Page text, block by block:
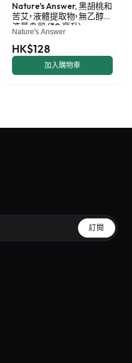
Nature's Answer, 黑胡桃和
苦艾，液體提取物，無乙醇，1
液量盎司（30 毫升）
Nature's Answer
HK$128
加入購物車
訂閱